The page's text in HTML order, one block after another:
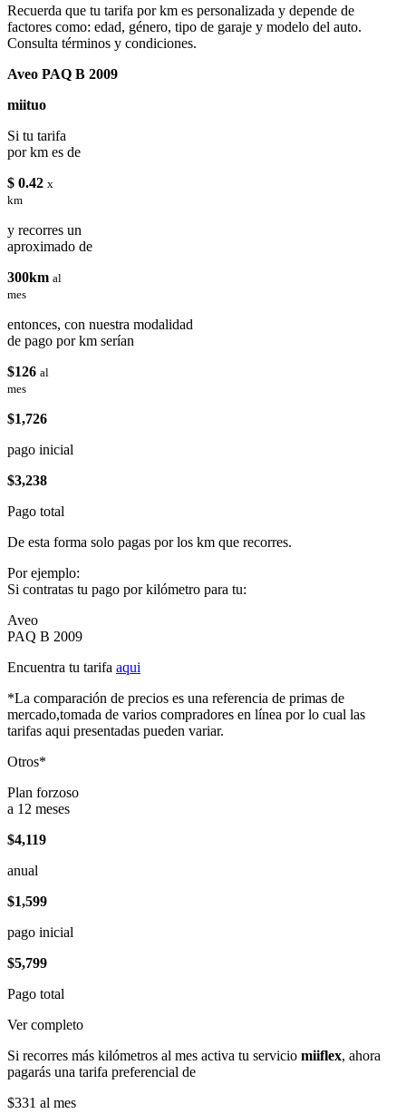
Recuerda que tu tarifa por km es personalizada y depende de
factores como: edad, género, tipo de garaje y modelo del auto.
Consulta términos y condiciones.
Aveo PAQ B 2009
miituo
Si tu tarifa
por km es de
$ 0.42 x
km
y recorres un
aproximado de
300km al
mes
entonces, con nuestra modalidad
de pago por km serían
$126 al
mes
$1,726
pago inicial
$3,238
Pago total
De esta forma solo pagas por los km que recorres.
Por ejemplo:
Si contratas tu pago por kilómetro para tu:
Aveo
PAQ B 2009
Encuentra tu tarifa aqui
*La comparación de precios es una referencia de primas de
mercado,tomada de varios compradores en línea por lo cual las
tarifas aqui presentadas pueden variar.
Otros*
Plan forzoso
a 12 meses
$4,119
anual
$1,599
pago inicial
$5,799
Pago total
Ver completo
Si recorres más kilómetros al mes activa tu servicio miiflex, ahora
pagarás una tarifa preferencial de
$331 al mes